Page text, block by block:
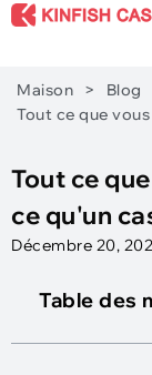
Maison > Blog
Tout ce que
Tout ce
ce qu'un
Décembre 20,
Table des